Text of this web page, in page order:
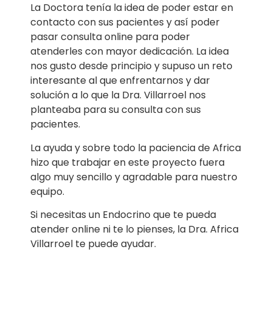
La Doctora tenía la idea de poder estar en
contacto con sus pacientes y así poder
pasar consulta online para poder
atenderles con mayor dedicación. La idea
nos gusto desde principio y supuso un reto
interesante al que enfrentarnos y dar
solución a lo que la Dra. Villarroel nos
planteaba para su consulta con sus
pacientes.
La ayuda y sobre todo la paciencia de Africa
hizo que trabajar en este proyecto fuera
algo muy sencillo y agradable para nuestro
equipo.
Si necesitas un Endocrino que te pueda
atender online ni te lo pienses, la Dra. Africa
Villarroel te puede ayudar.